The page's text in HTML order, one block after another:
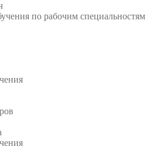
по рабочим специальностям